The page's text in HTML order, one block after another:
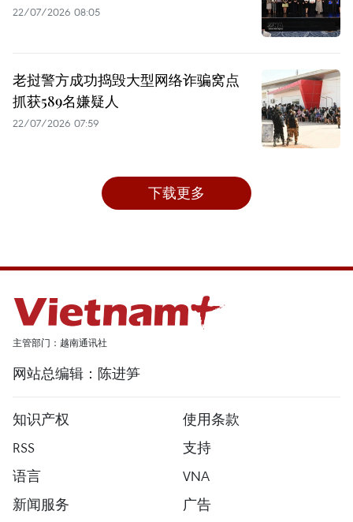
22/07/2026 08:05
老挝警方成功捣毁大型网络诈骗窝点
抓获589名嫌疑人
22/07/2026 07:59
下载更多
主管部门：越南通讯社
网站总编辑：陈进笋
知识产权
使用条款
RSS
支持
语言
VNA
新闻服务
广告